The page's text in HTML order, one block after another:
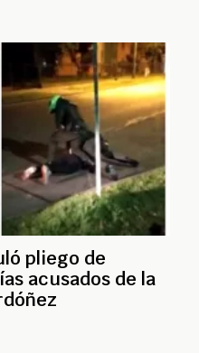
pliego de
acusados de la